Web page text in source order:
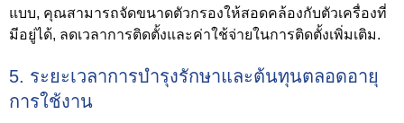
แบบ, คุณสามารถจัดขนาดตัวกรองให้สอดคล้องกับตัวเครื่องที่
มีอยู่ได้, ลดเวลาการติดตั้งและค่าใช้จ่ายในการติดตั้งเพิ่มเติม.
5. ระยะเวลาการบำรุงรักษาและต้นทุนตลอดอายุ
การใช้งาน